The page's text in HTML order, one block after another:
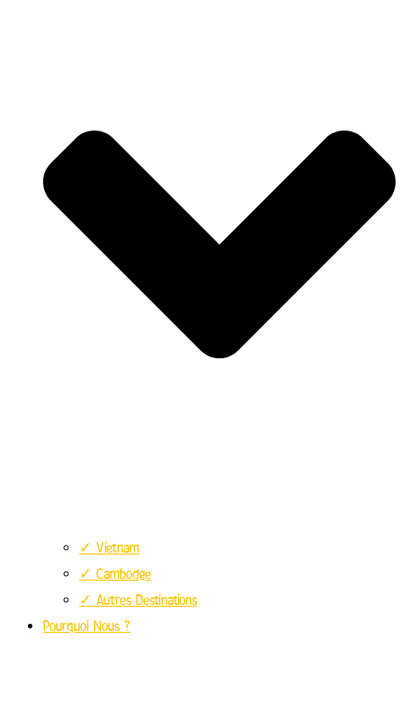
✓ Vietnam
✓ Cambodge
✓ Autres Destinations
Pourquoi Nous ?